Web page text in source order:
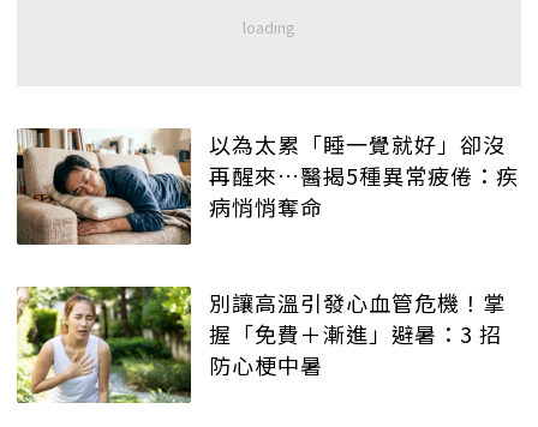
以為太累「睡一覺就好」卻沒
再醒來…醫揭5種異常疲倦：疾
病悄悄奪命
別讓高溫引發心血管危機！掌
握「免費＋漸進」避暑：3 招
防心梗中暑